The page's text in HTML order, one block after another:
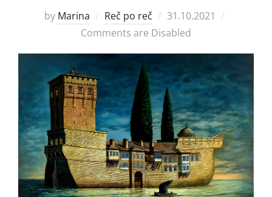
by Marina Reč po reč
Posted
on
31.10.2021
Comments are Disabled